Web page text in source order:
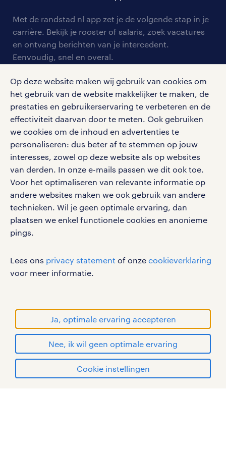
Op deze website maken wij gebruik van cookies om
het gebruik van de website makkelijker te maken, de
prestaties en gebruikerservaring te verbeteren en de
effectiviteit daarvan door te meten. Ook gebruiken
we cookies om de inhoud en advertenties te
personaliseren: dus beter af te stemmen op jouw
interesses, zowel op deze website als op websites
van derden. In onze e-mails passen we dit ook toe.
Voor het optimaliseren van relevante informatie op
andere websites maken we ook gebruik van andere
technieken. Wil je geen optimale ervaring, dan
plaatsen we enkel functionele cookies en anonieme
pings.
Lees ons privacy statement of onze cookieverklaring
voor meer informatie.
Ja, optimale ervaring accepteren
Nee, ik wil geen optimale ervaring
Cookie instellingen
solliciteren
personeel gezocht
aanmelden nieuwsbrief
blogs en artikelen
salarischecker
onze vestigingen
pers
klachten en misstanden
Met de randstad nl app zet je de volgende stap in je
carrière. Bekijk je rooster of salaris, zoek vacatures
en ontvang berichten van je intercedent.
Eenvoudig, snel en overal.
google play store
social media
Volg ons voor de leukste content omtrent
vacatures, solliciteren en inspiratie.
werken bij randstad
privacystatement
sitemap
RANDSTAD, HUMAN FORWARD en SHAPING THE
WORLD OF WORK zijn geregistreerde
handelsmerken van Randstad N.V.